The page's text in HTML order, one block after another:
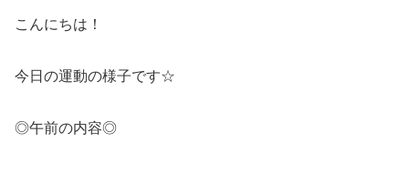
こんにちは！
今日の運動の様子です☆
◎午前の内容◎